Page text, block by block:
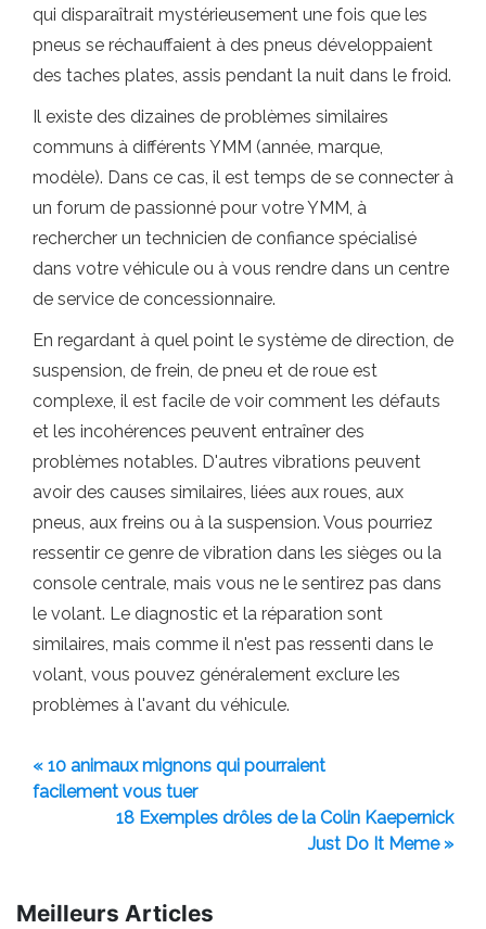
qui disparaîtrait mystérieusement une fois que les
pneus se réchauffaient à des pneus développaient
des taches plates, assis pendant la nuit dans le froid.
Il existe des dizaines de problèmes similaires
communs à différents YMM (année, marque,
modèle). Dans ce cas, il est temps de se connecter à
un forum de passionné pour votre YMM, à
rechercher un technicien de confiance spécialisé
dans votre véhicule ou à vous rendre dans un centre
de service de concessionnaire.
En regardant à quel point le système de direction, de
suspension, de frein, de pneu et de roue est
complexe, il est facile de voir comment les défauts
et les incohérences peuvent entraîner des
problèmes notables. D'autres vibrations peuvent
avoir des causes similaires, liées aux roues, aux
pneus, aux freins ou à la suspension. Vous pourriez
ressentir ce genre de vibration dans les sièges ou la
console centrale, mais vous ne le sentirez pas dans
le volant. Le diagnostic et la réparation sont
similaires, mais comme il n'est pas ressenti dans le
volant, vous pouvez généralement exclure les
problèmes à l'avant du véhicule.
« 10 animaux mignons qui pourraient
facilement vous tuer
18 Exemples drôles de la Colin Kaepernick
Just Do It Meme »
Meilleurs Articles